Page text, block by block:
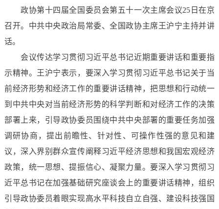
政协第十四届全国委员会第五十一次主席会议25日在京
召开。中共中央政治局常委、全国政协主席王沪宁主持并讲
话。
会议传达学习贯彻习近平总书记近期重要讲话和重要指
示精神。王沪宁表示，要深入学习贯彻习近平总书记关于当
前经济形势和经济工作的重要讲话精神，把思想和行动统一
到中共中央对当前经济形势的科学判断和对经济工作的决策
部署上来，引导政协委员围绕中共中央部署的重要任务加强
调研协商，提出前瞻性、针对性、可操作性强的意见和建
议，深入界别群众宣传阐释习近平经济思想和我国宏观经济
政策，统一思想、提振信心、凝聚力量。要深入学习贯彻习
近平总书记在加强基础研究座谈会上的重要讲话精神，组织
引导政协委员着眼实现高水平科技自立自强、建设科技强国